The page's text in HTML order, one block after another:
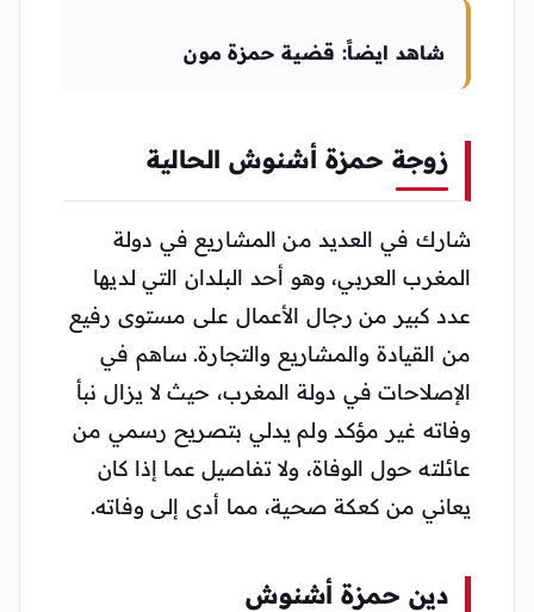
شاهد ايضاً: قضية حمزة مون
زوجة حمزة أشنوش الحالية
شارك في العديد من المشاريع في دولة
المغرب العربي، وهو أحد البلدان التي لديها
عدد كبير من رجال الأعمال على مستوى رفيع
من القيادة والمشاريع والتجارة. ساهم في
الإصلاحات في دولة المغرب، حيث لا يزال نبأ
وفاته غير مؤكد ولم يدلي بتصريح رسمي من
عائلته حول الوفاة، ولا تفاصيل عما إذا كان
يعاني من كعكة صحية، مما أدى إلى وفاته.
دين حمزة أشنوش